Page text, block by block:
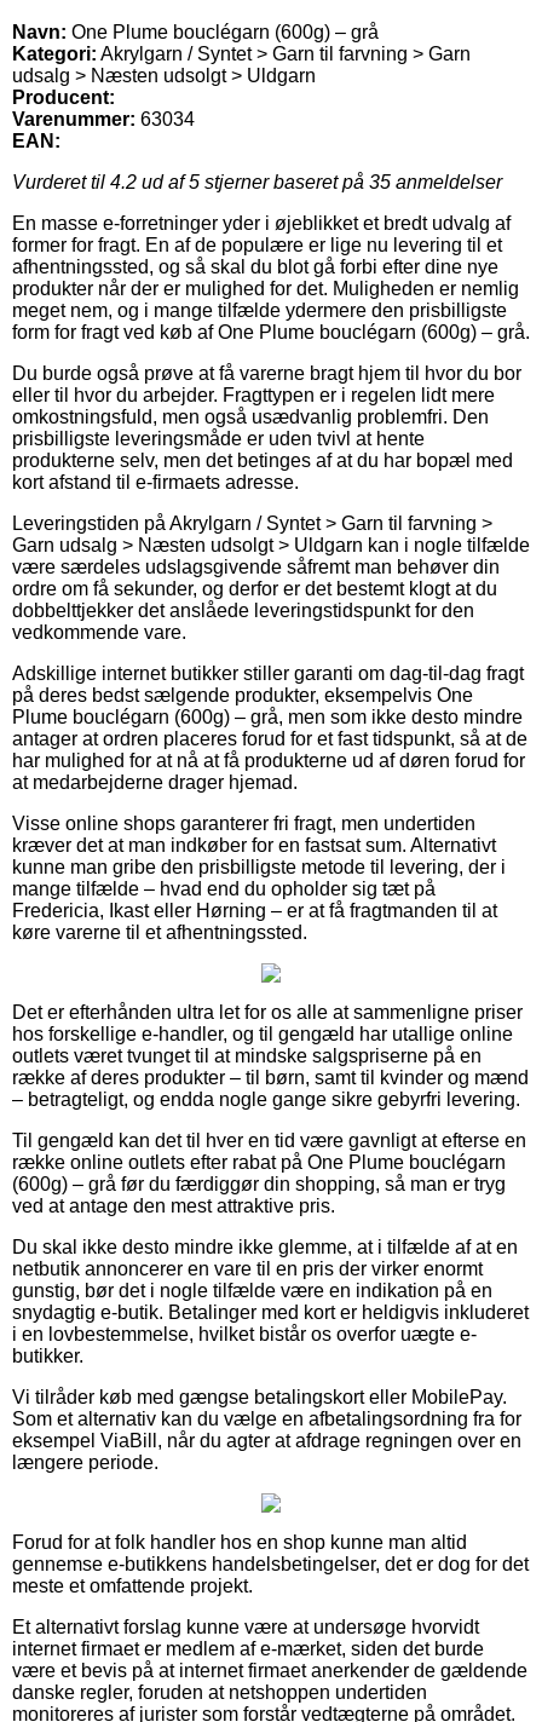
Navn: One Plume bouclégarn (600g) – grå
Kategori: Akrylgarn / Syntet > Garn til farvning > Garn
udsalg > Næsten udsolgt > Uldgarn
Producent:
Varenummer: 63034
EAN:
Vurderet til 4.2 ud af 5 stjerner baseret på 35 anmeldelser
En masse e-forretninger yder i øjeblikket et bredt udvalg af
former for fragt. En af de populære er lige nu levering til et
afhentningssted, og så skal du blot gå forbi efter dine nye
produkter når der er mulighed for det. Muligheden er nemlig
meget nem, og i mange tilfælde ydermere den prisbilligste
form for fragt ved køb af One Plume bouclégarn (600g) – grå.
Du burde også prøve at få varerne bragt hjem til hvor du bor
eller til hvor du arbejder. Fragttypen er i regelen lidt mere
omkostningsfuld, men også usædvanlig problemfri. Den
prisbilligste leveringsmåde er uden tvivl at hente
produkterne selv, men det betinges af at du har bopæl med
kort afstand til e-firmaets adresse.
Leveringstiden på Akrylgarn / Syntet > Garn til farvning >
Garn udsalg > Næsten udsolgt > Uldgarn kan i nogle tilfælde
være særdeles udslagsgivende såfremt man behøver din
ordre om få sekunder, og derfor er det bestemt klogt at du
dobbelttjekker det anslåede leveringstidspunkt for den
vedkommende vare.
Adskillige internet butikker stiller garanti om dag-til-dag fragt
på deres bedst sælgende produkter, eksempelvis One
Plume bouclégarn (600g) – grå, men som ikke desto mindre
antager at ordren placeres forud for et fast tidspunkt, så at de
har mulighed for at nå at få produkterne ud af døren forud for
at medarbejderne drager hjemad.
Visse online shops garanterer fri fragt, men undertiden
kræver det at man indkøber for en fastsat sum. Alternativt
kunne man gribe den prisbilligste metode til levering, der i
mange tilfælde – hvad end du opholder sig tæt på
Fredericia, Ikast eller Hørning – er at få fragtmanden til at
køre varerne til et afhentningssted.
Det er efterhånden ultra let for os alle at sammenligne priser
hos forskellige e-handler, og til gengæld har utallige online
outlets været tvunget til at mindske salgspriserne på en
række af deres produkter – til børn, samt til kvinder og mænd
– betragteligt, og endda nogle gange sikre gebyrfri levering.
Til gengæld kan det til hver en tid være gavnligt at efterse en
række online outlets efter rabat på One Plume bouclégarn
(600g) – grå før du færdiggør din shopping, så man er tryg
ved at antage den mest attraktive pris.
Du skal ikke desto mindre ikke glemme, at i tilfælde af at en
netbutik annoncerer en vare til en pris der virker enormt
gunstig, bør det i nogle tilfælde være en indikation på en
snydagtig e-butik. Betalinger med kort er heldigvis inkluderet
i en lovbestemmelse, hvilket bistår os overfor uægte e-
butikker.
Vi tilråder køb med gængse betalingskort eller MobilePay.
Som et alternativ kan du vælge en afbetalingsordning fra for
eksempel ViaBill, når du agter at afdrage regningen over en
længere periode.
Forud for at folk handler hos en shop kunne man altid
gennemse e-butikkens handelsbetingelser, det er dog for det
meste et omfattende projekt.
Et alternativt forslag kunne være at undersøge hvorvidt
internet firmaet er medlem af e-mærket, siden det burde
være et bevis på at internet firmaet anerkender de gældende
danske regler, foruden at netshoppen undertiden
monitoreres af jurister som forstår vedtægterne på området.